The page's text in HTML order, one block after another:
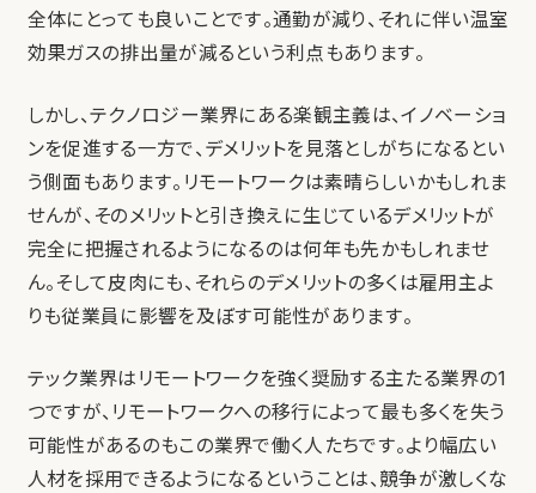
全体にとっても良いことです。通勤が減り、それに伴い温室
効果ガスの排出量が減るという利点もあります。
しかし、テクノロジー業界にある楽観主義は、イノベーショ
ンを促進する一方で、デメリットを見落としがちになるとい
う側面もあります。リモートワークは素晴らしいかもしれま
せんが、そのメリットと引き換えに生じているデメリットが
完全に把握されるようになるのは何年も先かもしれませ
ん。そして皮肉にも、それらのデメリットの多くは雇用主よ
りも従業員に影響を及ぼす可能性があります。
テック業界はリモートワークを強く奨励する主たる業界の1
つですが、リモートワークへの移行によって最も多くを失う
可能性があるのもこの業界で働く人たちです。より幅広い
人材を採用できるようになるということは、競争が激しくな